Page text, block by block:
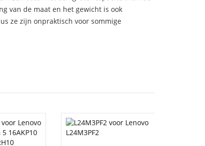
van de maat en het gewicht is ook
ze zijn onpraktisch voor sommige